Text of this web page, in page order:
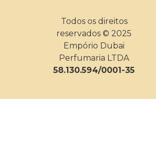
Todos os direitos
reservados © 2025
Empório Dubai
Perfumaria LTDA
58.130.594/0001-35